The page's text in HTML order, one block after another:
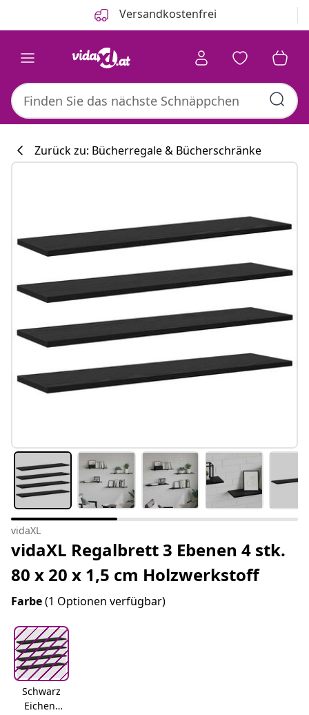
Versandkostenfrei
Zurück zu: Bücherregale & Bücherschränke
vidaXL
vidaXL Regalbrett 3 Ebenen 4 stk.
80 x 20 x 1,5 cm Holzwerkstoff
Farbe(1 Optionen verfügbar)
Schwarz
Eichen-